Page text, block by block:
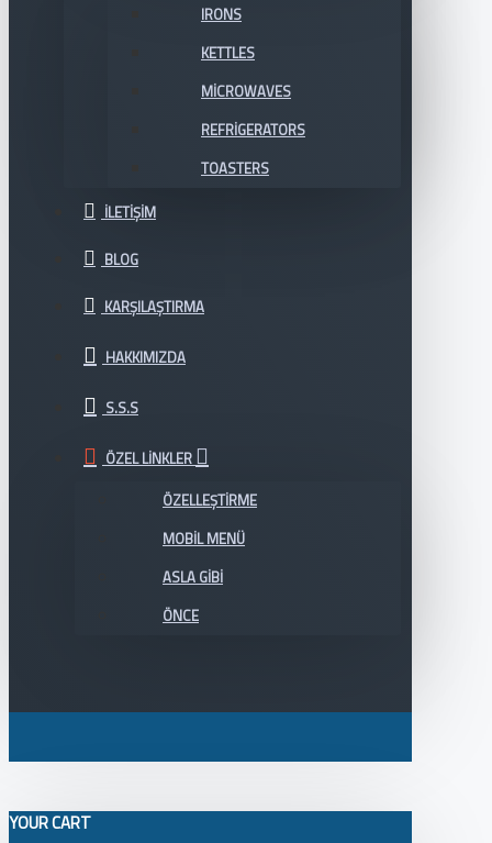
IRONS
KETTLES
MICROWAVES
REFRIGERATORS
TOASTERS
İLETIŞIM
BLOG
KARŞILAŞTIRMA
HAKKIMIZDA
S.S.S
ÖZEL LINKLER
ÖZELLEŞTIRME
MOBIL MENÜ
ASLA GIBI
ÖNCE
YOUR CART